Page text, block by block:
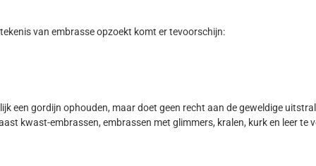
van embrasse opzoekt komt er tevoorschijn:
een gordijn ophouden, maar doet geen recht aan de geweldige
kwast-embrassen, embrassen met glimmers, kralen, kurk en leer te